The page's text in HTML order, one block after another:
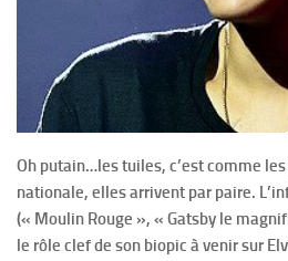
Oh putain…les tuiles, c’est comme
nationale, elles arrivent par paire.
(« Moulin Rouge », « Gatsby le
le rôle clef de son biopic à venir sur